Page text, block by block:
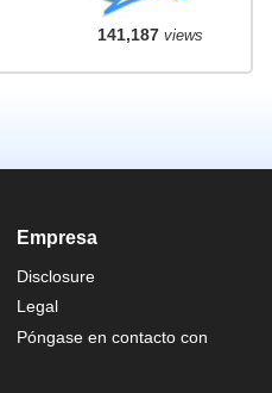
141,187views
Empresa
Disclosure
Legal
Póngase en contacto con